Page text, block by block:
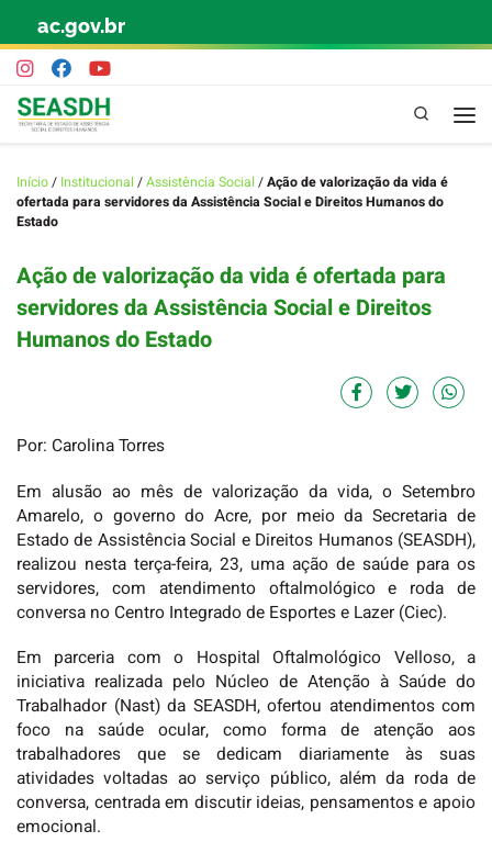
Skip to content
ac.gov.br
Pesquisa
Início/ Institucional /Assistência Social /Ação de valorização da vida é
ofertada para servidores da Assistência Social e Direitos Humanos do
Estado
Ação de valorização da vida é ofertada para
servidores da Assistência Social e Direitos
Humanos do Estado
Por: Carolina Torres
Em alusão ao mês de valorização da vida, o Setembro
Amarelo, o governo do Acre, por meio da Secretaria de
Estado de Assistência Social e Direitos Humanos (SEASDH),
realizou nesta terça-feira, 23, uma ação de saúde para os
servidores, com atendimento oftalmológico e roda de
conversa no Centro Integrado de Esportes e Lazer (Ciec).
Em parceria com o Hospital Oftalmológico Velloso, a
iniciativa realizada pelo Núcleo de Atenção à Saúde do
Trabalhador (Nast) da SEASDH, ofertou atendimentos com
foco na saúde ocular, como forma de atenção aos
trabalhadores que se dedicam diariamente às suas
atividades voltadas ao serviço público, além da roda de
conversa, centrada em discutir ideias, pensamentos e apoio
emocional.